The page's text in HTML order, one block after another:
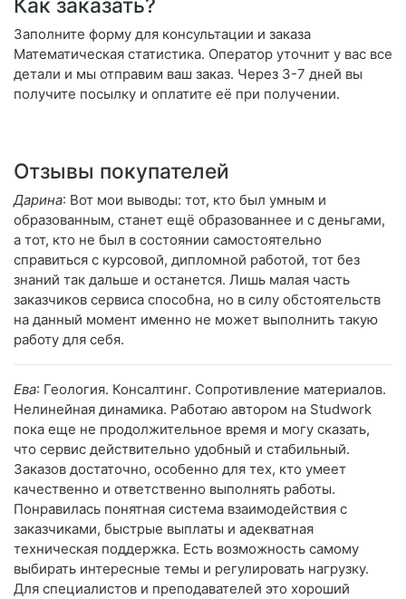
Как заказать?
Заполните форму для консультации и заказа
Математическая статистика. Оператор уточнит у вас все
детали и мы отправим ваш заказ. Через 3-7 дней вы
получите посылку и оплатите её при получении.
Отзывы покупателей
Дарина: Вот мои выводы: тот, кто был умным и
образованным, станет ещё образованнее и с деньгами,
а тот, кто не был в состоянии самостоятельно
справиться с курсовой, дипломной работой, тот без
знаний так дальше и останется. Лишь малая часть
заказчиков сервиса способна, но в силу обстоятельств
на данный момент именно не может выполнить такую
работу для себя.
Ева: Геология. Консалтинг. Сопротивление материалов.
Нелинейная динамика. Работаю автором на Studwork
пока еще не продолжительное время и могу сказать,
что сервис действительно удобный и стабильный.
Заказов достаточно, особенно для тех, кто умеет
качественно и ответственно выполнять работы.
Понравилась понятная система взаимодействия с
заказчиками, быстрые выплаты и адекватная
техническая поддержка. Есть возможность самому
выбирать интересные темы и регулировать нагрузку.
Для специалистов и преподавателей это хороший